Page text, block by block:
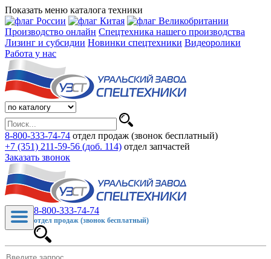
Показать меню каталога техники
Производство онлайн Спецтехника нашего производства
Лизинг и субсидии Новинки спецтехники Видеоролики
Работа у нас
8-800-333-74-74 отдел продаж (звонок бесплатный)
+7 (351) 211-59-56 (доб. 114) отдел запчастей
Заказать звонок
8-800-333-74-74
отдел продаж (звонок бесплатный)